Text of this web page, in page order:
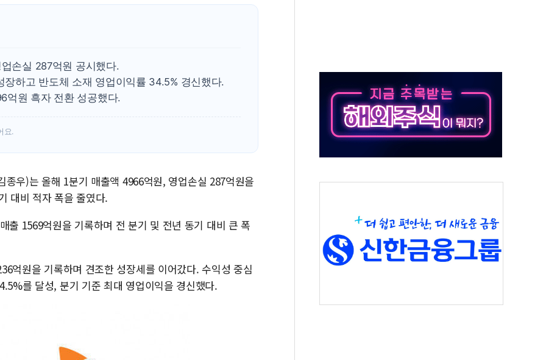
장동혁 "李대통령 재판 재개해야 여론조사 51.9%…그것이 국민의 뜻"
'40도 극한 폭염' 내일 절정…주말 주춤 후 다시 불볕더위
손실 287억원 공시했다.
하고 반도체 소재 영업이익률 34.5% 경신했다.
억원 흑자 전환 성공했다.
요.
우)는 올해 1분기 매출액 4966억원, 영업손실 287억원을
대비 적자 폭을 줄였다.
출 1569억원을 기록하며 전 분기 및 전년 동기 대비 큰 폭
억원을 기록하며 견조한 성장세를 이어갔다. 수익성 중심
를 달성, 분기 기준 최대 영업이익을 경신했다.